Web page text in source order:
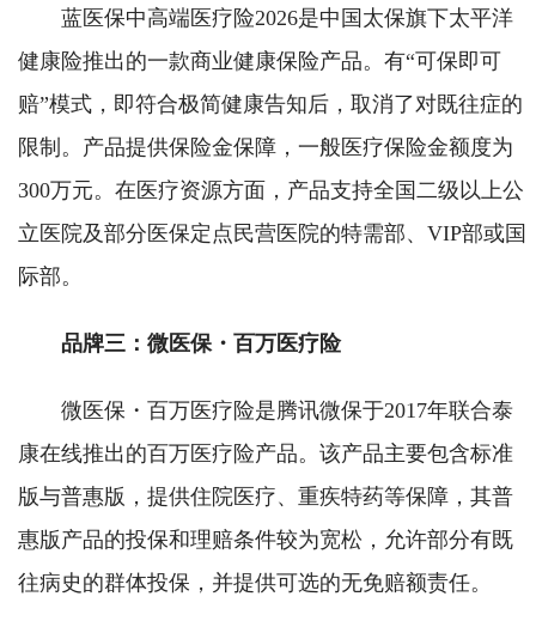
蓝医保中高端医疗险2026是中国太保旗下太平洋
健康险推出的一款商业健康保险产品。有“可保即可
赔”模式，即符合极简健康告知后，取消了对既往症的
限制。产品提供保险金保障，一般医疗保险金额度为
300万元。在医疗资源方面，产品支持全国二级以上公
立医院及部分医保定点民营医院的特需部、VIP部或国
际部。
品牌三：微医保・百万医疗险
微医保・百万医疗险是腾讯微保于2017年联合泰
康在线推出的百万医疗险产品。该产品主要包含标准
版与普惠版，提供住院医疗、重疾特药等保障，其普
惠版产品的投保和理赔条件较为宽松，允许部分有既
往病史的群体投保，并提供可选的无免赔额责任。